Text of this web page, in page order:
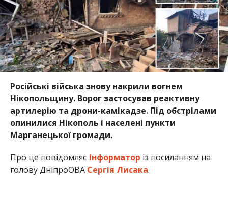
Російські війська знову накрили вогнем
Нікопольщину. Ворог застосував реактивну
артилерію та дрони-камікадзе. Під обстрілами
опинилися Нікополь і населені пункти
Марганецької громади.
Про це повідомляє Інформатор із посиланням на
голову ДніпроОВА Сергія Лисака.